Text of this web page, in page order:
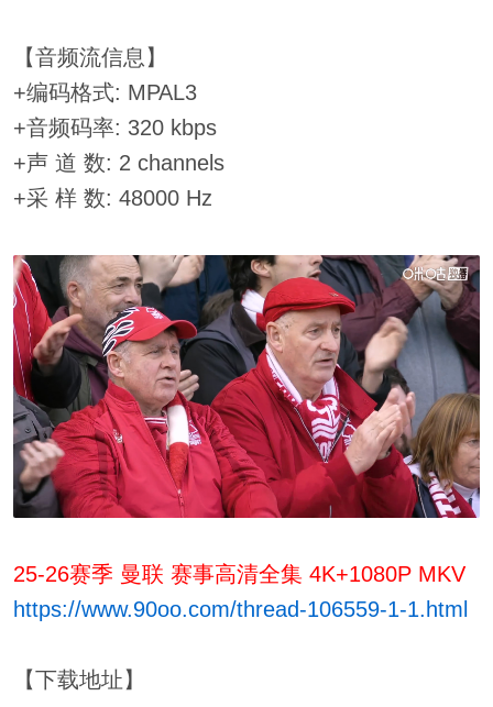
【音频流信息】
+编码格式: MPAL3
+音频码率: 320 kbps
+声 道 数: 2 channels
+采 样 数: 48000 Hz
25-26赛季 曼联 赛事高清全集 4K+1080P MKV
https://www.90oo.com/thread-106559-1-1.html
【下载地址】